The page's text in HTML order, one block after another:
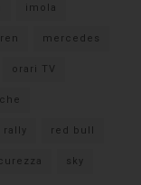
imola
mercedes
orari TV
rally red bull
sky